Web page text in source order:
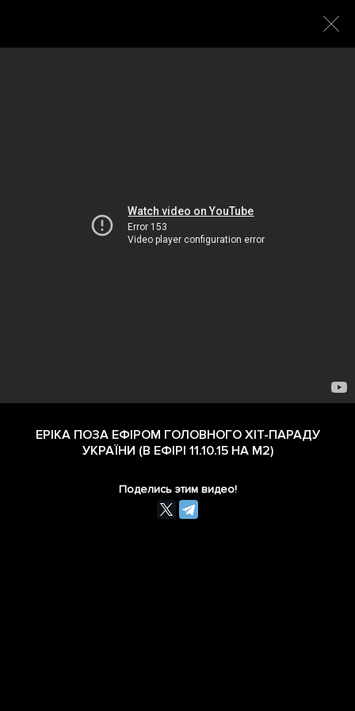
ЕРІКА ПОЗА ЕФІРОМ ГОЛОВНОГО ХІТ-ПАРАДУ
УКРАЇНИ (В ЕФІРІ 11.10.15 НА М2)
Поделись этим видео!